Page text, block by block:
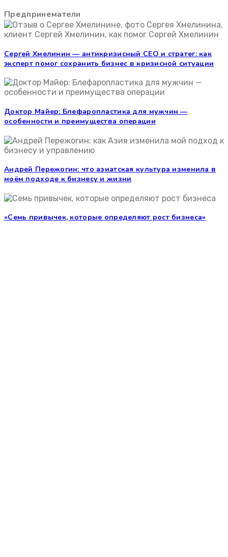
Предпринематели
Сергей Хмелинин — антикризисный CEO и стратег: как
эксперт помог сохранить бизнес в кризисной ситуации
Доктор Майер: Блефаропластика для мужчин —
особенности и преимущества операции
Андрей Пережогин: что азиатская культура изменила в
моём подходе к бизнесу и жизни
«Семь привычек, которые определяют рост бизнеса»